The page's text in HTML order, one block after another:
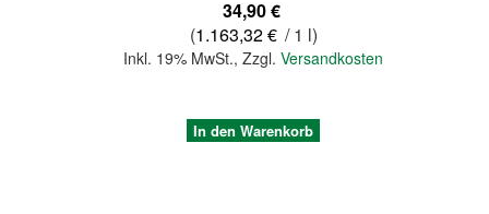
34,90 €
(1.163,32 € / 1 l)
Inkl. 19% MwSt.,Zzgl.Versandkosten
In den Warenkorb